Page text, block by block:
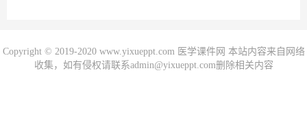
Copyright © 2019-2020 www.yixueppt.com 医学课件网 本站内容来自网络
收集，如有侵权请联系admin@yixueppt.com删除相关内容